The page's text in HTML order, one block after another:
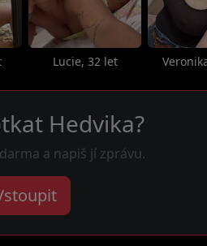
Lucie, 32 let
Hedvika?
a napiš jí zprávu.